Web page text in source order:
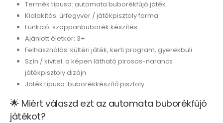
Termék típusa: automata buborékfújó játék
Kialakítás: űrfegyver / játékpisztoly forma
Funkció: szappanbuborék készítés
Ajánlott életkor: 3+
Felhasználás: kültéri játék, kerti program, gyerekbuli
Szín / kivitel: a képen látható pirosas-narancs
játékpisztoly dizájn
Játék típusa: buborékkészítő pisztoly
🌟 Miért válaszd ezt az automata buborékfújó
játékot?